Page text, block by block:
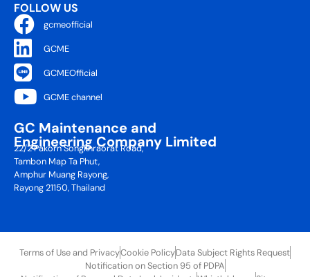
FOLLOW US
gcmeofficial
GCME
GCMEOfficial
GCME channel
GC Maintenance and
Engineering Company Limited
22/2 Pakorn Songkhraorat Road,
Tambon Map Ta Phut,
Amphur Muang Rayong,
Rayong 21150, Thailand
Terms of Use and PrivacyCookie PolicyData Subject Rights Request
Notification on Section 95 of PDPA